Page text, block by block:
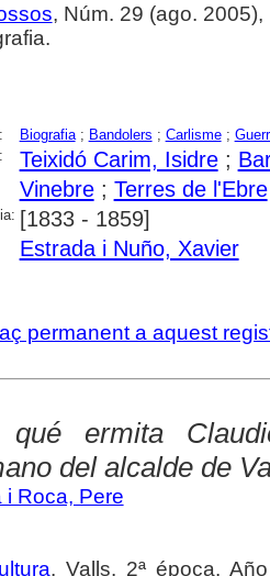
, Núm. 29 (ago. 2005),
Biografia; Bandolers ; Carlisme;
Teixidó Carim, Isidre;
Vinebre; Terres de l'Ebre
[1833 - 1859]
Estrada i Nuño, Xavier
permanent a aquest
qué ermita
del alcalde de
i Roca, Pere
. Valls. 2ª época.